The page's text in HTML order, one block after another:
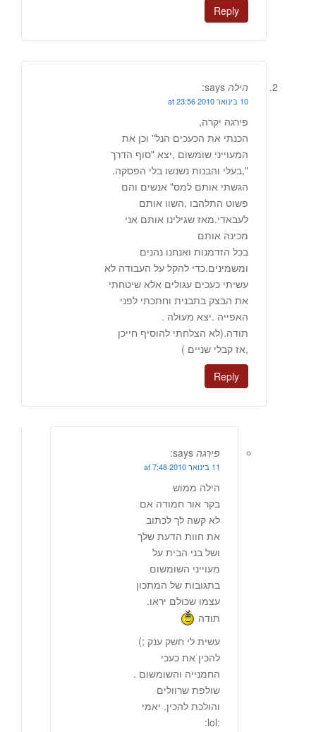
Reply
הילה says:
10 בינואר 2010 at 23:56
פירגה יקרה,
הכנתי את הכעכים הנל" וכן את
המעוייני שומשום ,יצא "סוף הדרך
",בעלי והבנות נשנשו בלי הפסקה.
הגשתי אותם למס" אנשים והם
פשוט התלהבו ,השוו אותם
לעבאדי.מאז שגילינו אותם אני
מכינה אותם
בכל הזדמנות ואנחנו נהנים
ומשמינים.כדי להקל על העבודה לא
עשיתי כעכים עגולים אלא שיטחתי
את הבצק בתבנית וחתכתי לפני
האפייה .יצא מעולה .
תודה.(לא הצלחתי להוסיף חייכן
,אז קבלי שניים )
Reply
פירגה says:
11 בינואר 2010 at 7:48
הילה ממוש
בקר אור חמודה אם
לא קשה לך לכתוב
את חוות הדעת שלך
ושל בני הבית על
מעוייני השומשום
בתגובות של המתכון
עצמו שכולם יראו.
תודה
עשית לי חשק ענק ;)
להכין את כעכי
החמנייה והשומשום .
שולפת שרוולים
והולכת להכין. יאמי
:lol: